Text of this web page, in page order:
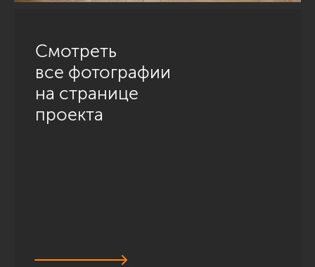
Смотреть
все фотографии
на странице
проекта